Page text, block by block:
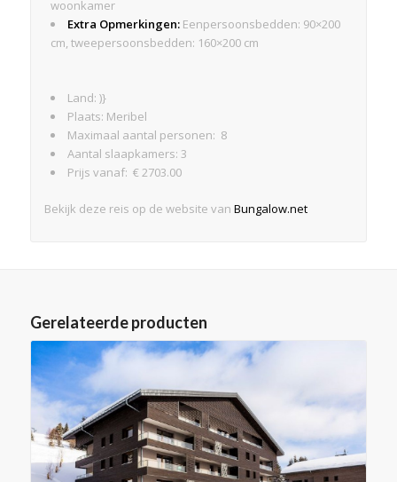
woonkamer
Extra Opmerkingen:Eenpersoonsbedden: 90×200
cm, tweepersoonsbedden: 160×200 cm
Land: )}
Plaats: Meribel
Maximaal aantal personen: 8
Aantal slaapkamers: 3
Prijs vanaf: € 2703.00
Bekijk deze reis op de website van Bungalow.net
Gerelateerde producten